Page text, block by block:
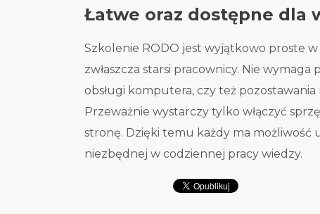
Łatwe oraz dostępne dla
Szkolenie RODO jest wyjątkowo proste w
zwłaszcza starsi pracownicy. Nie
obsługi komputera, czy też
Przeważnie wystarczy tylko włączyć
stronę. Dzięki temu każdy ma możliwość
niezbędnej w codziennej pracy wiedzy.